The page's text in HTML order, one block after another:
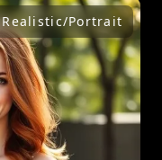
Realistic/Portrait